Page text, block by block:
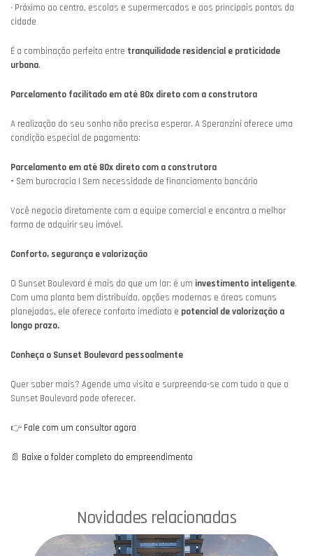
• Próximo ao centro, escolas e supermercados e aos principais pontos da
cidade
É a combinação perfeita entre tranquilidade residencial e praticidade
urbana.
Parcelamento facilitado em até 80x direto com a construtora
A realização do seu sonho não precisa esperar. A Speranzini oferece uma
condição especial de pagamento:
Parcelamento em até 80x direto com a construtora
- Sem burocracia | Sem necessidade de financiamento bancário
Você negocia diretamente com a equipe comercial e encontra a melhor
forma de adquirir seu imóvel.
Conforto, segurança e valorização
O Sunset Boulevard é mais do que um lar: é um investimento inteligente.
Com uma planta bem distribuída, opções modernas e áreas comuns
planejadas, ele oferece conforto imediato e potencial de valorização a
longo prazo.
Conheça o Sunset Boulevard pessoalmente
Quer saber mais? Agende uma visita e surpreenda-se com tudo o que o
Sunset Boulevard pode oferecer.
👉 Fale com um consultor agora
📄 Baixe o folder completo do empreendimento
Novidades relacionadas